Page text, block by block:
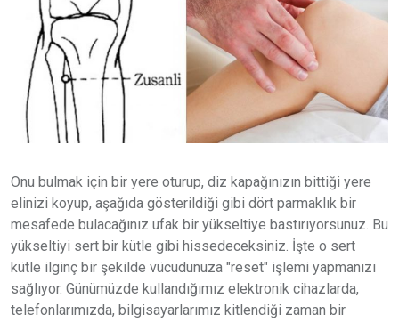
Onu bulmak için bir yere oturup, diz kapağınızın bittiği yere
elinizi koyup, aşağıda gösterildiği gibi dört parmaklık bir
mesafede bulacağınız ufak bir yükseltiye bastırıyorsunuz. Bu
yükseltiyi sert bir kütle gibi hissedeceksiniz. İşte o sert
kütle ilginç bir şekilde vücudunuza "reset" işlemi yapmanızı
sağlıyor. Günümüzde kullandığımız elektronik cihazlarda,
telefonlarımızda, bilgisayarlarımız kitlendiği zaman bir